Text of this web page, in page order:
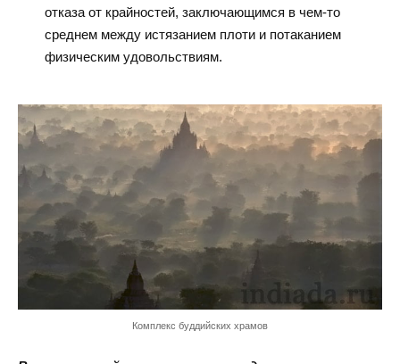
отказа от крайностей, заключающимся в чем-то
среднем между истязанием плоти и потаканием
физическим удовольствиям.
Комплекс буддийских храмов